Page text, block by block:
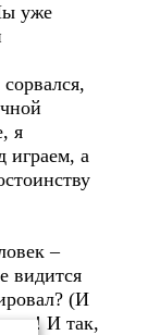
уже
я
играем, а
–
видится
(И
И так,